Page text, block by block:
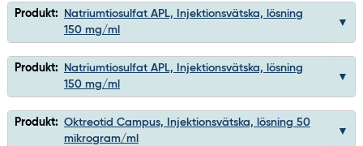
Produkt:
Natriumtiosulfat APL, Injektionsvätska, lösning
150 mg/ml
Produkt:
Natriumtiosulfat APL, Injektionsvätska, lösning
150 mg/ml
Produkt: Oktreotid Campus, Injektionsvätska, lösning 50
mikrogram/ml